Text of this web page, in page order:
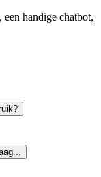
handige chatbot,